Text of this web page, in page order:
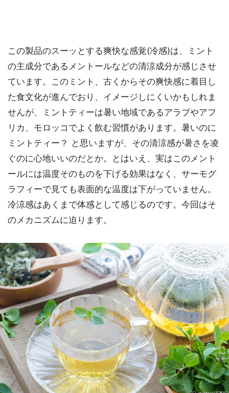
この製品のスーッとする爽快な感覚(冷感)は、ミント
の主成分であるメントールなどの清涼成分が感じさせ
ています。このミント、古くからその爽快感に着目し
た食文化が進んでおり、イメージしにくいかもしれま
せんが、ミントティーは暑い地域であるアラブやアフ
リカ、モロッコでよく飲む習慣があります。暑いのに
ミントティー？ と思いますが、その清涼感が暑さを凌
ぐのに心地いいのだとか。とはいえ、実はこのメント
ールには温度そのものを下げる効果はなく、サーモグ
ラフィーで見ても表面的な温度は下がっていません。
冷涼感はあくまで体感として感じるのです。今回はそ
のメカニズムに迫ります。